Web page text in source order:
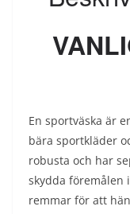
En sportväska är
bära sportkläder
robusta och har
skydda föremålen
remmar för att